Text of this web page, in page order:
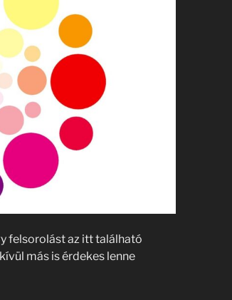
felsorolást az itt található
más is érdekes lenne